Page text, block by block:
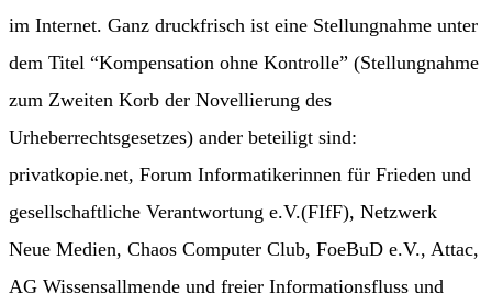
im Internet. Ganz druckfrisch ist eine Stellungnahme unter
dem Titel “Kompensation ohne Kontrolle” (Stellungnahme
zum Zweiten Korb der Novellierung des
Urheberrechtsgesetzes) ander beteiligt sind:
privatkopie.net, Forum Informatikerinnen für Frieden und
gesellschaftliche Verantwortung e.V.(FIfF), Netzwerk
Neue Medien, Chaos Computer Club, FoeBuD e.V., Attac,
AG Wissensallmende und freier Informationsfluss und